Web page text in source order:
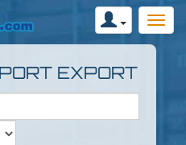
EXPORT